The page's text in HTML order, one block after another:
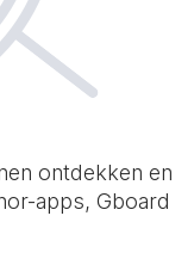
ontdekken en
apps, Gboard